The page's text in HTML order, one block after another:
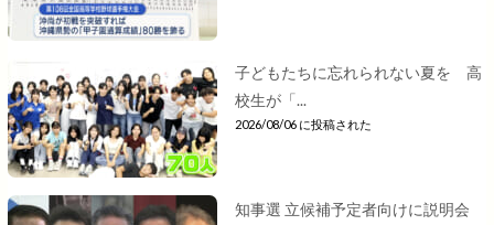
子どもたちに忘れられない夏を 高
校生が「...
2026/08/06 に投稿された
知事選 立候補予定者向けに説明会